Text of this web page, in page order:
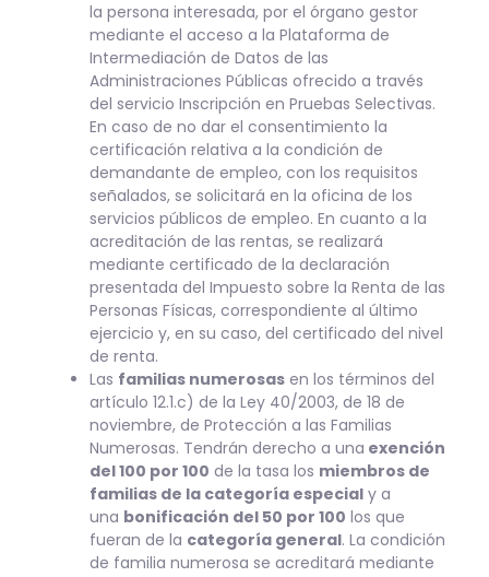
la persona interesada, por el órgano gestor
mediante el acceso a la Plataforma de
Intermediación de Datos de las
Administraciones Públicas ofrecido a través
del servicio Inscripción en Pruebas Selectivas.
En caso de no dar el consentimiento la
certificación relativa a la condición de
demandante de empleo, con los requisitos
señalados, se solicitará en la oficina de los
servicios públicos de empleo. En cuanto a la
acreditación de las rentas, se realizará
mediante certificado de la declaración
presentada del Impuesto sobre la Renta de las
Personas Físicas, correspondiente al último
ejercicio y, en su caso, del certificado del nivel
de renta.
Las familias numerosas en los términos del
artículo 12.1.c) de la Ley 40/2003, de 18 de
noviembre, de Protección a las Familias
Numerosas. Tendrán derecho a una exención
del 100 por 100 de la tasa los miembros de
familias de la categoría especial y a
una bonificación del 50 por 100 los que
fueran de la categoría general. La condición
de familia numerosa se acreditará mediante